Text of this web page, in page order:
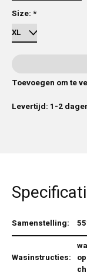
Size: *
Toevoegen om te
Levertijd: 1-2
Samenstelling:
Wasinstructies: